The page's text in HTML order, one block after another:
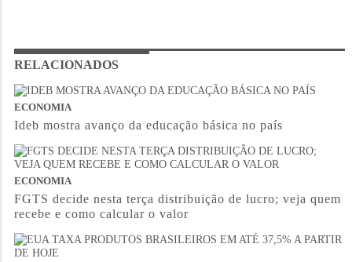
RELACIONADOS
ECONOMIA
Ideb mostra avanço da educação básica no país
ECONOMIA
FGTS decide nesta terça distribuição de lucro; veja quem
recebe e como calcular o valor